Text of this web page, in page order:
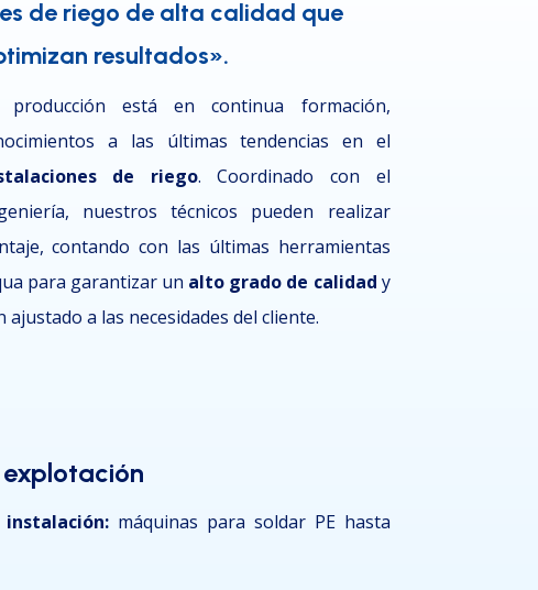
de riego de alta calidad que
resultados».
está en continua formación,
a las últimas tendencias en el
de riego. Coordinado con el
nuestros técnicos pueden realizar
contando con las últimas herramientas
para garantizar un alto grado de calidad y
a las necesidades del cliente.
máquinas para soldar PE hasta